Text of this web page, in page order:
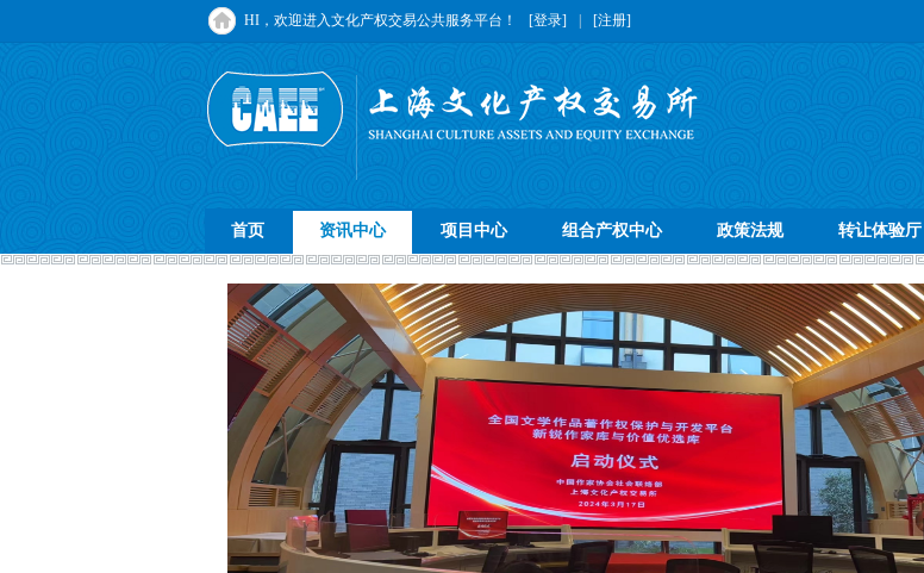
HI，欢迎进入文化产权交易公共服务平台！ [登录] [注册]
首页 资讯中心 项目中心 组合产权中心 政策法规 转让体验厅